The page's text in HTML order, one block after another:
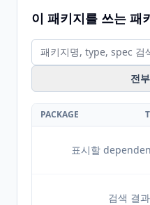
이 패키지를 쓰는 패
전
PACKAGE
표시할
검색 결